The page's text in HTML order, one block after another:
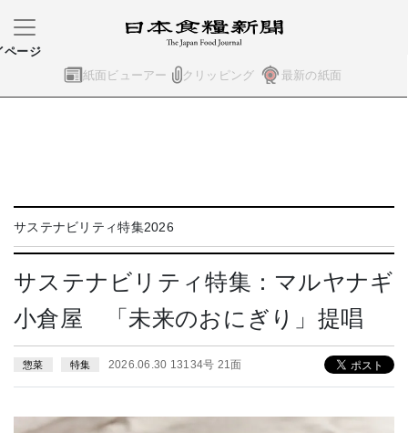
紙面ビューアー クリッピング 最新の紙面
ページ
サステナビリティ特集2026
サステナビリティ特集：マルヤナギ
小倉屋 「未来のおにぎり」提唱
惣菜 特集 2026.06.30 13134号 21面